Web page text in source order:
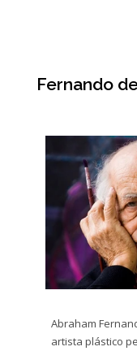
Acuarela
Cartapesta
Collage
Acrílico
y tinta
Fernando
Abraham
artista plástico